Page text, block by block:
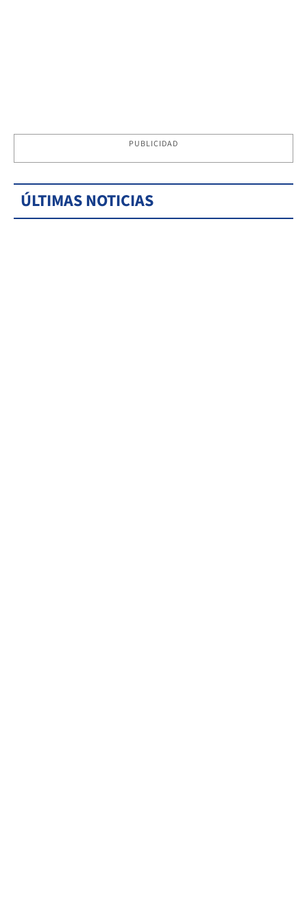
PUBLICIDAD
ÚLTIMAS NOTICIAS